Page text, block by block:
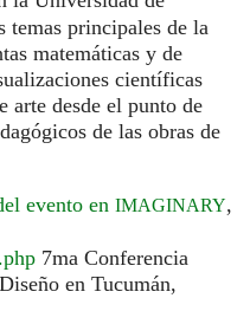
principales de la
matemáticas y de
científicas
arte desde el punto de
de las obras de
evento en IMAGINARY,
7ma Conferencia
en Tucumán,